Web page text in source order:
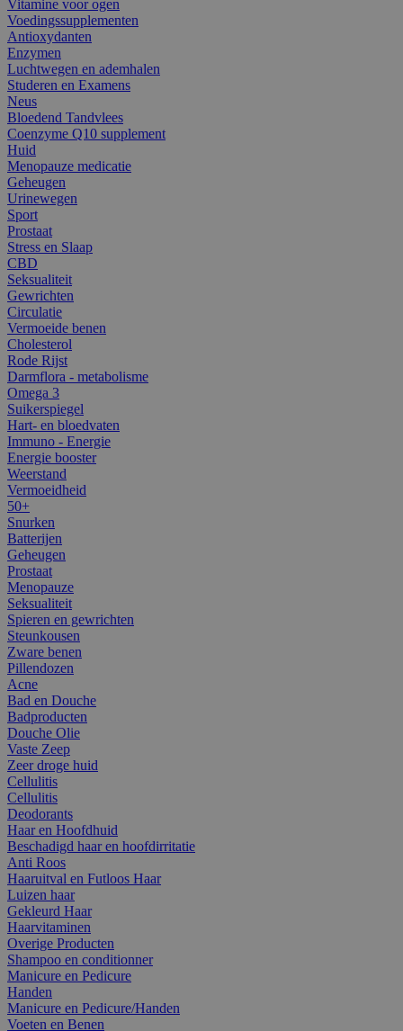
Vitamine voor ogen
Voedingssupplementen
Antioxydanten
Enzymen
Luchtwegen en ademhalen
Studeren en Examens
Neus
Bloedend Tandvlees
Coenzyme Q10 supplement
Huid
Menopauze medicatie
Geheugen
Urinewegen
Sport
Prostaat
Stress en Slaap
CBD
Seksualiteit
Gewrichten
Circulatie
Vermoeide benen
Cholesterol
Rode Rijst
Darmflora - metabolisme
Omega 3
Suikerspiegel
Hart- en bloedvaten
Immuno - Energie
Energie booster
Weerstand
Vermoeidheid
50+
Snurken
Batterijen
Geheugen
Prostaat
Menopauze
Seksualiteit
Spieren en gewrichten
Steunkousen
Zware benen
Pillendozen
Acne
Bad en Douche
Badproducten
Douche Olie
Vaste Zeep
Zeer droge huid
Cellulitis
Cellulitis
Deodorants
Haar en Hoofdhuid
Beschadigd haar en hoofdirritatie
Anti Roos
Haaruitval en Futloos Haar
Luizen haar
Gekleurd Haar
Haarvitaminen
Overige Producten
Shampoo en conditionner
Manicure en Pedicure
Handen
Manicure en Pedicure/Handen
Voeten en Benen